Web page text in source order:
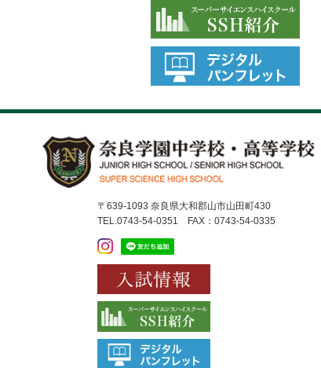
〒639-1093 奈良県大和郡山市山田町430
TEL.0743-54-0351 FAX：0743-54-0335